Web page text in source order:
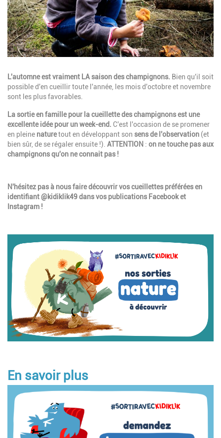
Description
L'automne est vraiment LA saison des champignons. Bien qu'il soit
possible d'en cueillir toute l'année, les mois d'octobre et novembre
sont les plus favorables.
La sortie en famille pour la cueillette des champignons est une
excellente idée pour un week-end. C'est l'occasion de se promener
en pleine naturetout en développant son sens de l'observation (et
bien sûr, de se régaler ensuite !). ATTENTION : on ne touche pas aux
champignons qu'on ne connait pas !
Description
N'hésitez pas à nous faire découvrir vos cueillettes préférées en
identifiant @kidiklik49 dans vos publications Facebook et
Instagram !
En savoir plus